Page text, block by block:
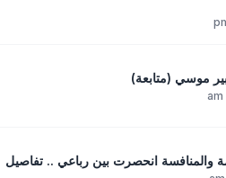
موسي (متابعة)
والمنافسة انحصرت بين رباعي .. تفاصيل